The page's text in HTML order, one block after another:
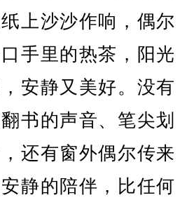
上沙沙作响，偶尔
手里的热茶，阳光
安静又美好。没有
书的声音、笔尖划
还有窗外偶尔传来
静的陪伴，比任何